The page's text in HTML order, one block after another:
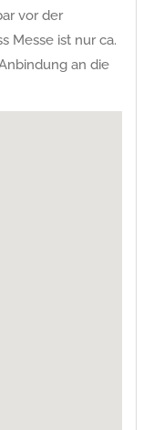
vor der
Messe ist nur ca.
an die